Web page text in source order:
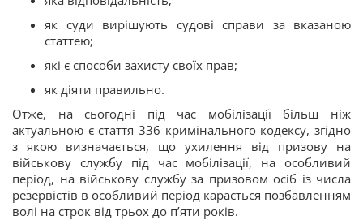
як суди вирішують судові справи за вказаною
статтею;
які є способи захисту своїх прав;
як діяти правильно.
Отже, на сьогодні під час мобілізації більш ніж
актуальною є стаття 336 кримінального кодексу, згідно
з якою визначається, що ухилення від призову на
військову службу під час мобілізації, на особливий
період, на військову службу за призовом осіб із числа
резервістів в особливий період карається позбавленням
волі на строк від трьох до п’яти років.